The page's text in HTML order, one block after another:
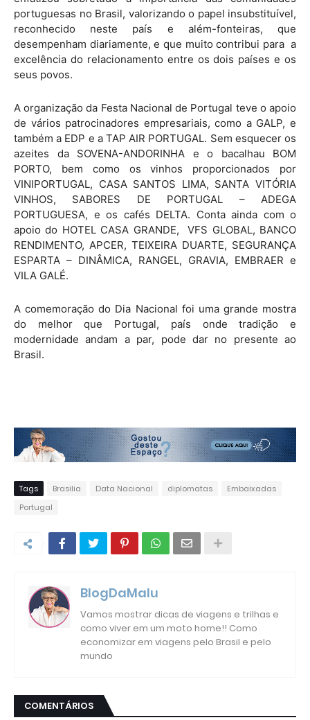
portuguesas no Brasil, valorizando o papel insubstituível,
reconhecido neste país e além-fonteiras, que
desempenham diariamente, e que muito contribui para a
excelência do relacionamento entre os dois países e os
seus povos.
A organização da Festa Nacional de Portugal teve o apoio
de vários patrocinadores empresariais, como a GALP, e
também a EDP e a TAP AIR PORTUGAL. Sem esquecer os
azeites da SOVENA-ANDORINHA e o bacalhau BOM
PORTO, bem como os vinhos proporcionados por
VINIPORTUGAL, CASA SANTOS LIMA, SANTA VITÓRIA
VINHOS, SABORES DE PORTUGAL – ADEGA
PORTUGUESA, e os cafés DELTA. Conta ainda com o
apoio do HOTEL CASA GRANDE, VFS GLOBAL, BANCO
RENDIMENTO, APCER, TEIXEIRA DUARTE, SEGURANÇA
ESPARTA – DINÂMICA, RANGEL, GRAVIA, EMBRAER e
VILA GALÉ.
A comemoração do Dia Nacional foi uma grande mostra
do melhor que Portugal, país onde tradição e
modernidade andam a par, pode dar no presente ao
Brasil.
Tags Brasilia Data Nacional diplomatas
Embaixadas
Portugal
BlogDaMalu
Vamos mostrar dicas de viagens e trilhas e
como viver em um moto home!! Como
economizar em viagens pelo Brasil e pelo
mundo
COMENTÁRIOS